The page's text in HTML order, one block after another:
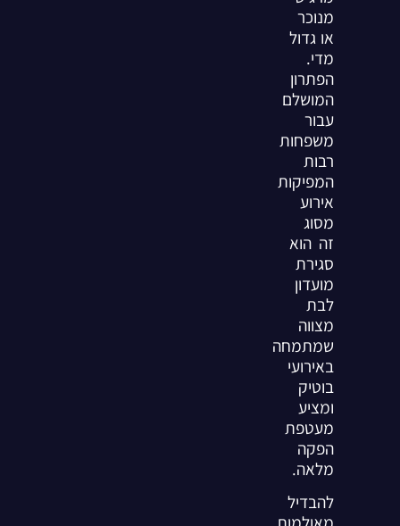
מנוכר
או גדול
מדי.
הפתרון
המושלם
עבור
משפחות
רבות
המפיקות
אירוע
מסוג
זה הוא
סגירת
מועדון
לבת
מצווה
שמתמחה
באירועי
בוטיק
ומציע
מעטפת
הפקה
מלאה.
להבדיל